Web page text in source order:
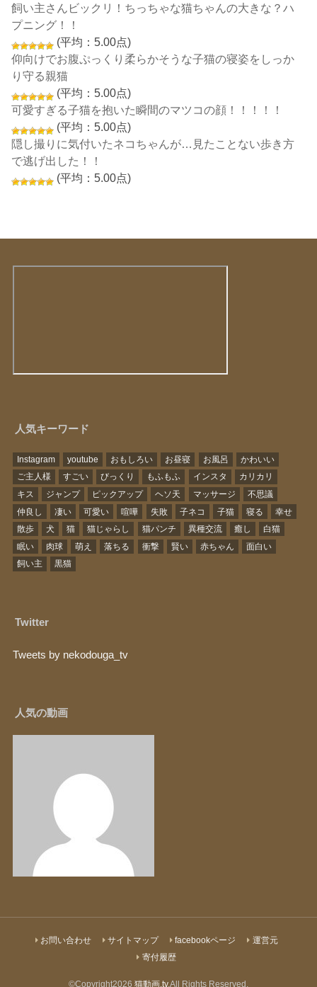
飼い主さんビックリ！ちっちゃな猫ちゃんの大きな？ハ
プニング！！
(平均：5.00点)
仰向けでお腹ぷっくり柔らかそうな子猫の寝姿をしっか
り守る親猫
(平均：5.00点)
可愛すぎる子猫を抱いた瞬間のマツコの顔！！！！！
(平均：5.00点)
隠し撮りに気付いたネコちゃんが…見たことない歩き方
で逃げ出した！！
(平均：5.00点)
人気キーワード
Instagram youtube おもしろい お昼寝 お風呂
かわいい
ご主人様
すごい びっくり もふもふ インスタ
カリカリ
キス
ジャンプ ピックアップ ヘソ天 マッサージ
不思議
仲良し
凄い 可愛い 喧嘩 失敗 子ネコ 子猫 寝る
幸せ
散歩
犬 猫 猫じゃらし 猫パンチ 異種交流 癒し
白猫
眠い
肉球 萌え 落ちる 衝撃 賢い 赤ちゃん
面白い
飼い主
黒猫
Twitter
Tweets by nekodouga_tv
人気の動画
お問い合わせ サイトマップ facebookページ
運営元
寄付履歴
©Copyright2026 猫動画.tv.All Rights Reserved.